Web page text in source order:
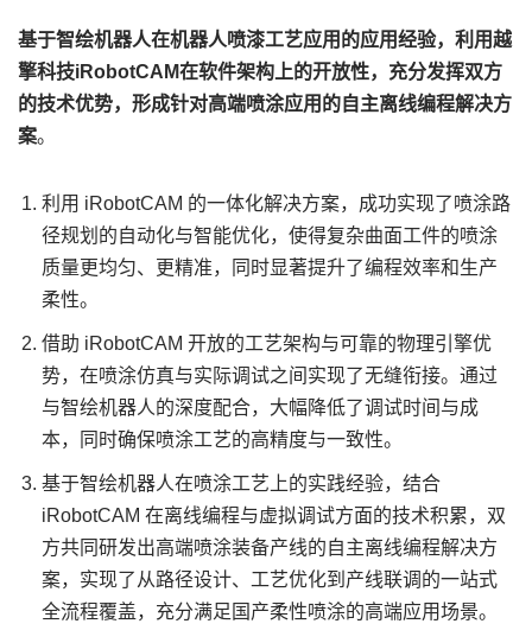
基于智绘机器人在机器人喷漆工艺应用的应用经验，利用越
擎科技iRobotCAM在软件架构上的开放性，充分发挥双方
的技术优势，形成针对高端喷涂应用的自主离线编程解决方
案。
利用 iRobotCAM 的一体化解决方案，成功实现了喷涂路
径规划的自动化与智能优化，使得复杂曲面工件的喷涂
质量更均匀、更精准，同时显著提升了编程效率和生产
柔性。
借助 iRobotCAM 开放的工艺架构与可靠的物理引擎优
势，在喷涂仿真与实际调试之间实现了无缝衔接。通过
与智绘机器人的深度配合，大幅降低了调试时间与成
本，同时确保喷涂工艺的高精度与一致性。
基于智绘机器人在喷涂工艺上的实践经验，结合
iRobotCAM 在离线编程与虚拟调试方面的技术积累，双
方共同研发出高端喷涂装备产线的自主离线编程解决方
案，实现了从路径设计、工艺优化到产线联调的一站式
全流程覆盖，充分满足国产柔性喷涂的高端应用场景。